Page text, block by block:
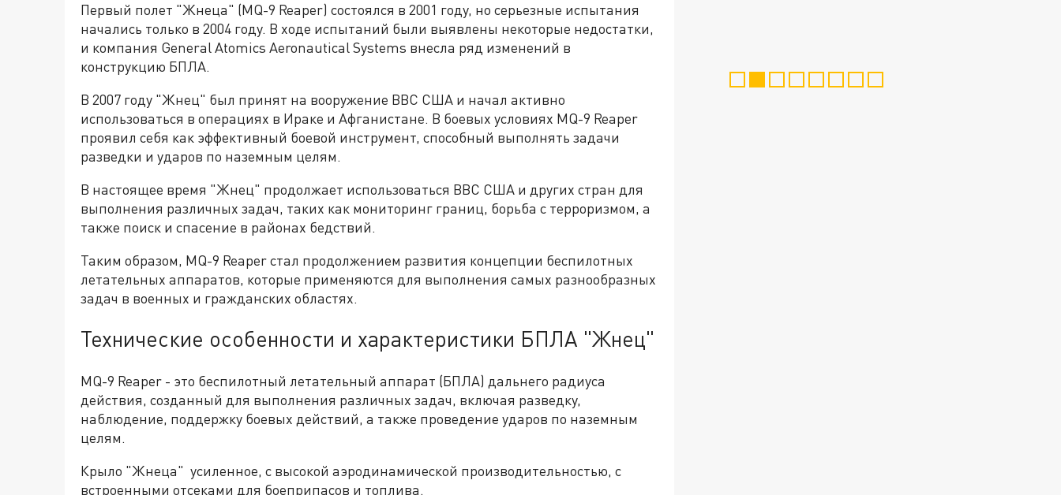
Первый полет "Жнеца" (MQ-9 Reaper) состоялся в 2001 году, но серьезные испытания
начались только в 2004 году. В ходе испытаний были выявлены некоторые недостатки,
и компания General Atomics Aeronautical Systems внесла ряд изменений в
конструкцию БПЛА.
В 2007 году "Жнец" был принят на вооружение ВВС США и начал активно
использоваться в операциях в Ираке и Афганистане. В боевых условиях MQ-9 Reaper
проявил себя как эффективный боевой инструмент, способный выполнять задачи
разведки и ударов по наземным целям.
В настоящее время "Жнец" продолжает использоваться ВВС США и других стран для
выполнения различных задач, таких как мониторинг границ, борьба с терроризмом, а
также поиск и спасение в районах бедствий.
Таким образом, MQ-9 Reaper стал продолжением развития концепции беспилотных
летательных аппаратов, которые применяются для выполнения самых разнообразных
задач в военных и гражданских областях.
Технические особенности и характеристики БПЛА "Жнец"
MQ-9 Reaper - это беспилотный летательный аппарат (БПЛА) дальнего радиуса
действия, созданный для выполнения различных задач, включая разведку,
наблюдение, поддержку боевых действий, а также проведение ударов по наземным
целям.
Крыло "Жнеца" усиленное, с высокой аэродинамической производительностью, с
встроенными отсеками для боеприпасов и топлива.